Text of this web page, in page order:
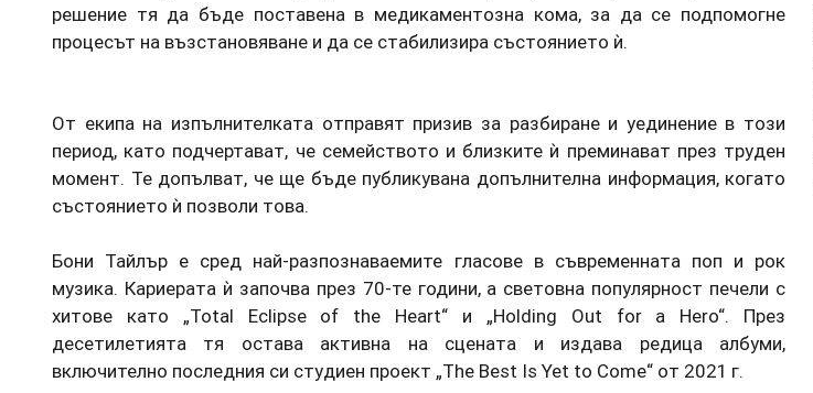
решение тя да бъде поставена в медикаментозна кома, за да се подпомогне
процесът на възстановяване и да се стабилизира състоянието ѝ.
От екипа на изпълнителката отправят призив за разбиране и уединение в този
период, като подчертават, че семейството и близките ѝ преминават през труден
момент. Те допълват, че ще бъде публикувана допълнителна информация, когато
състоянието ѝ позволи това.
Бони Тайлър е сред най-разпознаваемите гласове в съвременната поп и рок
музика. Кариерата ѝ започва през 70-те години, а световна популярност печели с
хитове като „Total Eclipse of the Heart“ и „Holding Out for a Hero“. През
десетилетията тя остава активна на сцената и издава редица албуми,
включително последния си студиен проект „The Best Is Yet to Come“ от 2021 г.